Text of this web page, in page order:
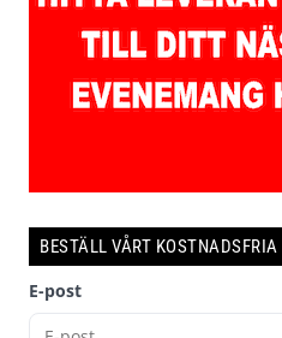
BESTÄLL VÅRT KOSTNADSFRIA
E-post